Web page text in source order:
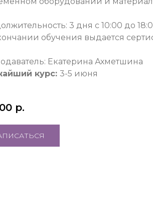
3 дня с 10:00 до
обучения выдается
Екатерина Ахметшина
курс: 3-5 июня
р.